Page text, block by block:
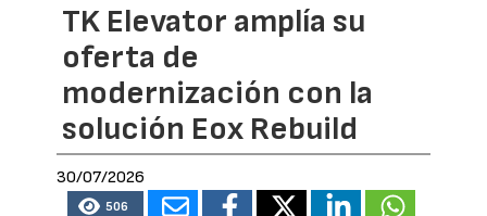
TK Elevator amplía su
oferta de
modernización con la
solución Eox Rebuild
30/07/2026
506